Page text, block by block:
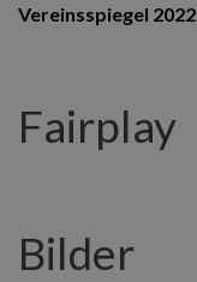
Vereinsspiegel 2022
Fairplay
Bilder